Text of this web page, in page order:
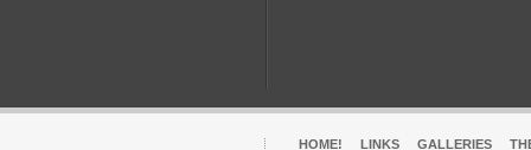
HOME! LINKS GALLERIES